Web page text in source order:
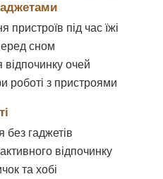
під час їжі
сном
відпочинку очей
роботі з пристроями
без гаджетів
відпочинку
та хобі